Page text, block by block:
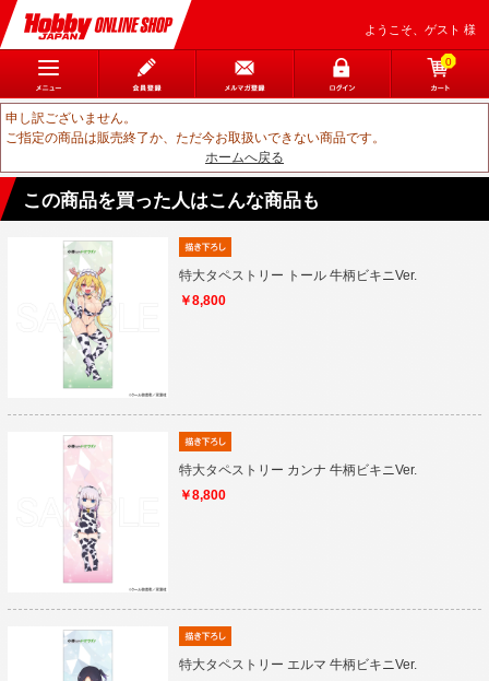
ようこそ、ゲスト 様
0
申し訳ございません。
ご指定の商品は販売終了か、ただ今お取扱いできない商品です。
ホームへ戻る
この商品を買った人はこんな商品も
特大タペストリー トール 牛柄ビキニVer.
￥8,800
特大タペストリー カンナ 牛柄ビキニVer.
￥8,800
特大タペストリー エルマ 牛柄ビキニVer.